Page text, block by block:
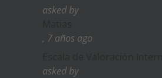
asked by
, 7 años ago
asked by